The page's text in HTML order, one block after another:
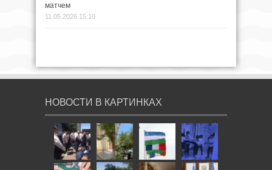
матчем
11.05.2026 15:10
НОВОСТИ В КАРТИНКАХ